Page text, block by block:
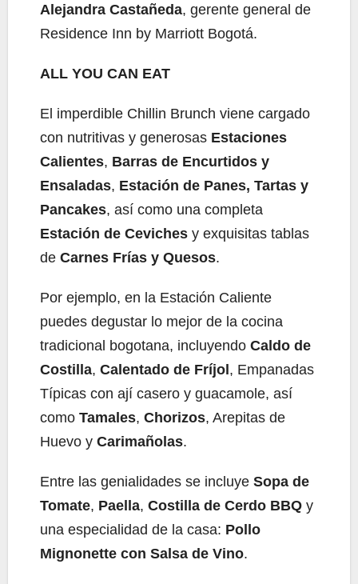
Alejandra Castañeda, gerente general de
Residence Inn by Marriott Bogotá.
ALL YOU CAN EAT
El imperdible Chillin Brunch viene cargado
con nutritivas y generosas Estaciones
Calientes, Barras de Encurtidos y
Ensaladas, Estación de Panes, Tartas y
Pancakes, así como una completa
Estación de Ceviches y exquisitas tablas
de Carnes Frías y Quesos.
Por ejemplo, en la Estación Caliente
puedes degustar lo mejor de la cocina
tradicional bogotana, incluyendo Caldo de
Costilla, Calentado de Fríjol, Empanadas
Típicas con ají casero y guacamole, así
como Tamales, Chorizos, Arepitas de
Huevo y Carimañolas.
Entre las genialidades se incluye Sopa de
Tomate, Paella, Costilla de Cerdo BBQ y
una especialidad de la casa: Pollo
Mignonette con Salsa de Vino.